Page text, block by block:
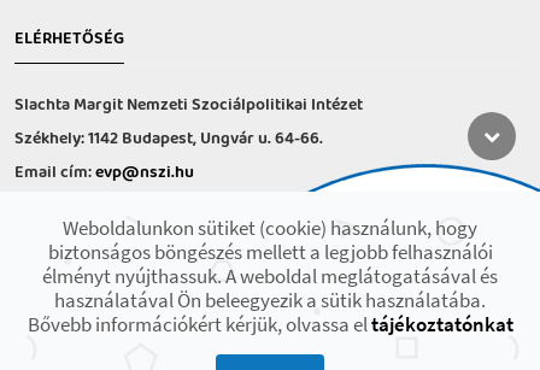
ELÉRHETŐSÉG
Slachta Margit Nemzeti Szociálpolitikai Intézet
Székhely: 1142 Budapest, Ungvár u. 64-66.
Email cím:evp@nszi.hu
hétfő-csütörtök: 8:00-16:00
péntek: 8:00-14.00
2021 © Minden jog fenntartva! Készült az EFOP-1.9.3-VEKOP-17 projekt
keretében.
Weboldalunkon sütiket (cookie) használunk, hogy
biztonságos böngészés mellett a legjobb felhasználói
élményt nyújthassuk. A weboldal meglátogatásával és
használatával Ön beleegyezik a sütik használatába.
Bővebb információkért kérjük, olvassa eltájékoztatónkat